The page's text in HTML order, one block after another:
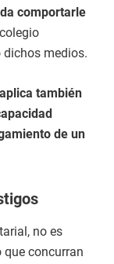
comportarle
medios.
también
de un
no es
que concurran